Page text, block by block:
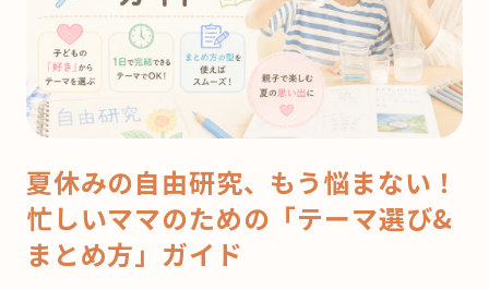
夏休みの自由研究、もう悩まない！
忙しいママのための「テーマ選び&
まとめ方」ガイド